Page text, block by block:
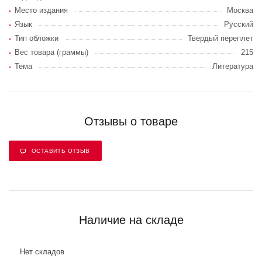
Место издания
Москва
Язык
Русский
Тип обложки
Твердый переплет
Вес товара (граммы)
215
Тема
Литература
Отзывы о товаре
ОСТАВИТЬ ОТЗЫВ
Наличие на складе
Нет складов